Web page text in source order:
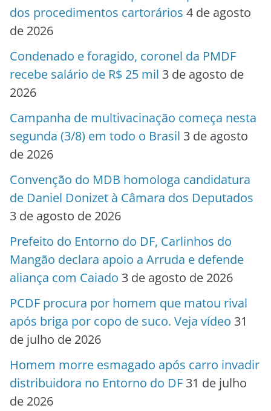
dos procedimentos cartorários 4 de agosto
de 2026
Condenado e foragido, coronel da PMDF
recebe salário de R$ 25 mil 3 de agosto de
2026
Campanha de multivacinação começa nesta
segunda (3/8) em todo o Brasil 3 de agosto
de 2026
Convenção do MDB homologa candidatura
de Daniel Donizet à Câmara dos Deputados
3 de agosto de 2026
Prefeito do Entorno do DF, Carlinhos do
Mangão declara apoio a Arruda e defende
aliança com Caiado 3 de agosto de 2026
PCDF procura por homem que matou rival
após briga por copo de suco. Veja vídeo 31
de julho de 2026
Homem morre esmagado após carro invadir
distribuidora no Entorno do DF 31 de julho
de 2026